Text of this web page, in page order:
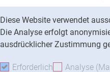
Diese Website verwendet
Die Analyse erfolgt
ausdrücklicher Zustimmung
Erforderlich Erforderliche
Analyse
Stellenangebote
Notfall
Cookie-Einstellungen